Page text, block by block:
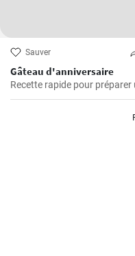
Sauver
Gâteau d'anniversaire
Recette rapide pour